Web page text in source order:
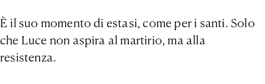
È il suo momento di estasi, come per i santi. Solo
che Luce non aspira al martirio, ma alla
resistenza.